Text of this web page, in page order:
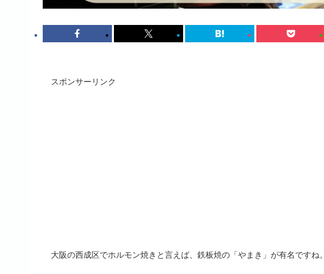
スポンサーリンク
大阪の西成区でホルモン焼きと言えば、鉄板焼の「やまき」が有名ですね。